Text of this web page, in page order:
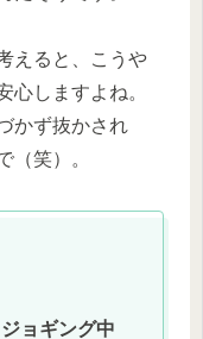
えると、こうや
心しますよね。
かず抜かされ
（笑）。
ョギング中